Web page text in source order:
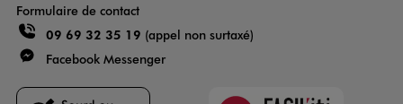
Formulaire de contact
09 69 32 35 19 (appel non surtaxé)
Facebook Messenger
Faciliti